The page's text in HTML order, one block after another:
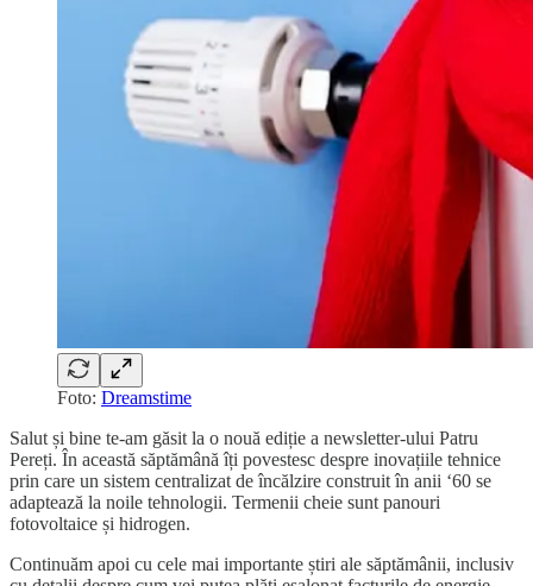
Foto: Dreamstime
Salut și bine te-am găsit la o nouă ediție a newsletter-ului Patru
Pereți. În această săptămână îți povestesc despre inovațiile tehnice
prin care un sistem centralizat de încălzire construit în anii ‘60 se
adaptează la noile tehnologii. Termenii cheie sunt panouri
fotovoltaice și hidrogen.
Continuăm apoi cu cele mai importante știri ale săptămânii, inclusiv